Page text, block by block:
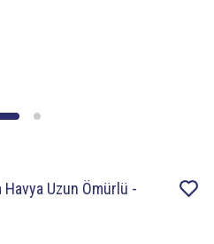
Uzun Ömürlü -